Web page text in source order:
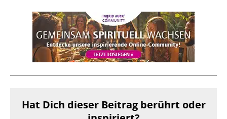
Hat Dich dieser Beitrag berührt oder